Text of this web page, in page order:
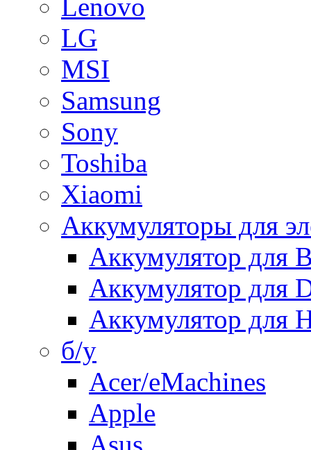
Lenovo
LG
MSI
Samsung
Sony
Toshiba
Xiaomi
Аккумуляторы для
Аккумулятор для
Аккумулятор для
Аккумулятор для
б/у
Acer/eMachines
Apple
Asus